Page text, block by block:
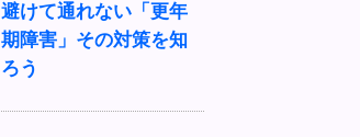
避けて通れない「更年
期障害」その対策を知
ろう